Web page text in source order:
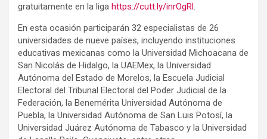
gratuitamente en la liga https://cutt.ly/inrOgRl.
En esta ocasión participarán 32 especialistas de 26
universidades de nueve países, incluyendo instituciones
educativas mexicanas como la Universidad Michoacana de
San Nicolás de Hidalgo, la UAEMex, la Universidad
Autónoma del Estado de Morelos, la Escuela Judicial
Electoral del Tribunal Electoral del Poder Judicial de la
Federación, la Benemérita Universidad Autónoma de
Puebla, la Universidad Autónoma de San Luis Potosí, la
Universidad Juárez Autónoma de Tabasco y la Universidad